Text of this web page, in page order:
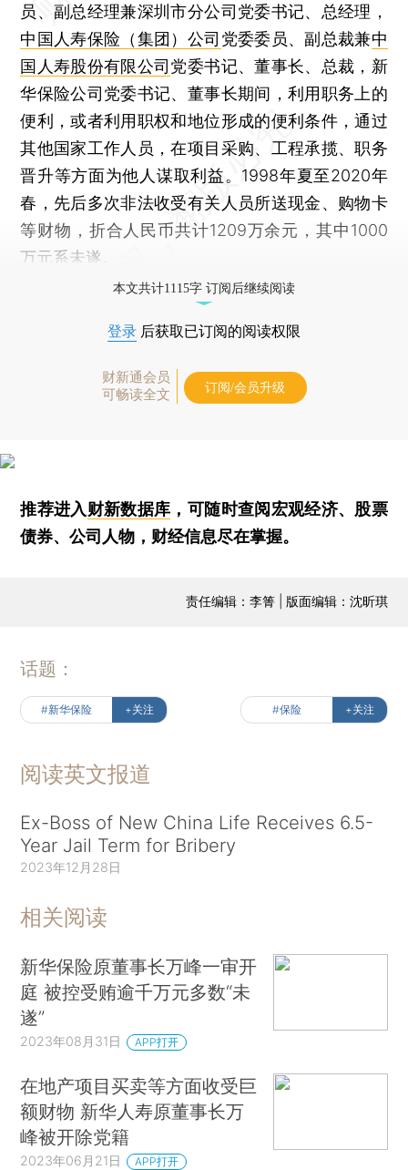
员、副总经理兼深圳市分公司党委书记、总经理，
中国人寿保险（集团）公司 党委委员、副总裁兼中
国人寿股份有限公司 党委书记、董事长、总裁，新
华保险公司党委书记、董事长期间，利用职务上的
便利，或者利用职权和地位形成的便利条件，通过
其他国家工作人员，在项目采购、工程承揽、职务
晋升等方面为他人谋取利益。1998年夏至2020年
春，先后多次非法收受有关人员所送现金、购物卡
等财物，折合人民币共计1209万余元，其中1000
万元系未遂。
本文共计1115字 订阅后继续阅读
登录 后获取已订阅的阅读权限
财新通会员
可畅读全文
订阅/会员升级
推荐进入财新数据库 ，可随时查阅宏观经济、股票
债券、公司人物，财经信息尽在掌握。
责任编辑：李箐 | 版面编辑：沈昕琪
话题：
#新华保险 +关注 #保险 +关注
阅读英文报道
Ex-Boss of New China Life Receives 6.5-
Year Jail Term for Bribery
2023年12月28日
相关阅读
新华保险原董事长万峰一审开
庭 被控受贿逾千万元多数“未
遂”
2023年08月31日 APP打开
在地产项目买卖等方面收受巨
额财物 新华人寿原董事长万
峰被开除党籍
2023年06月21日 APP打开